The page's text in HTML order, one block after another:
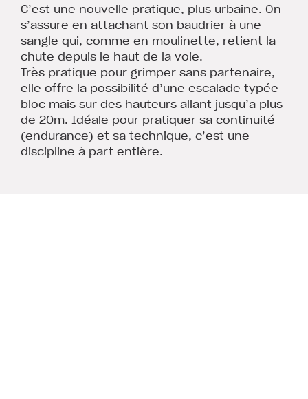
C’est une nouvelle pratique, plus urbaine. On
s’assure en attachant son baudrier à une
sangle qui, comme en moulinette, retient la
chute depuis le haut de la voie.
Très pratique pour grimper sans partenaire,
elle offre la possibilité d’une escalade typée
bloc mais sur des hauteurs allant jusqu’a plus
de 20m. Idéale pour pratiquer sa continuité
(endurance) et sa technique, c’est une
discipline à part entière.